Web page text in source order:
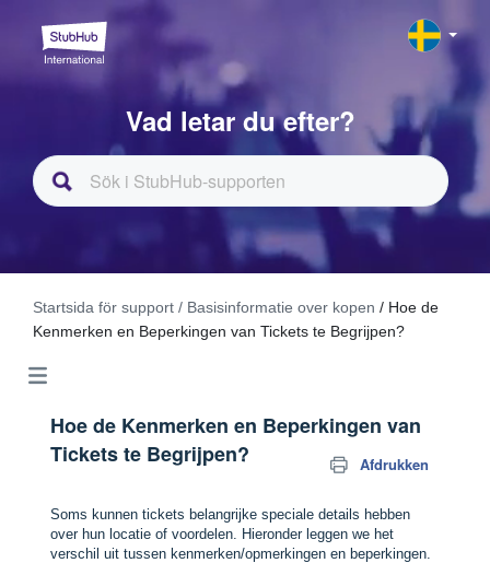
Vad letar du efter?
Startsida för support / Basisinformatie over kopen / Hoe de
Kenmerken en Beperkingen van Tickets te Begrijpen?
Hoe de Kenmerken en Beperkingen van
Tickets te Begrijpen?
Afdrukken
Soms kunnen tickets belangrijke speciale details hebben
over hun locatie of voordelen. Hieronder leggen we het
verschil uit tussen kenmerken/opmerkingen en beperkingen.